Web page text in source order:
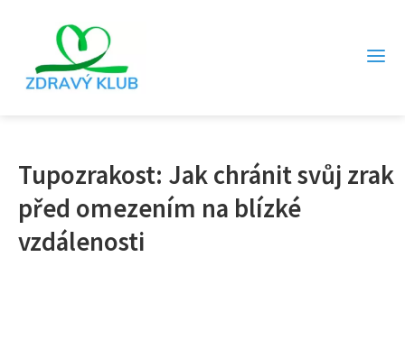
Tupozrakost: Jak chránit svůj zrak
před omezením na blízké
vzdálenosti